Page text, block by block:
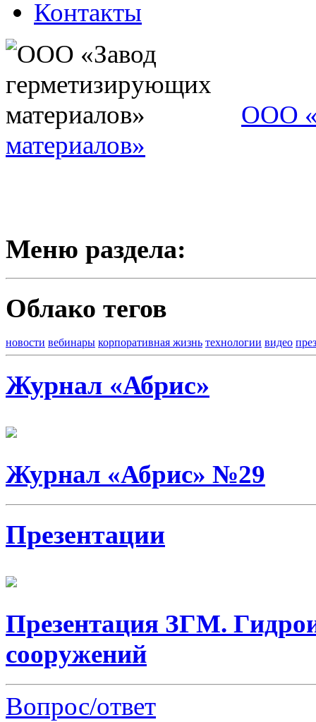
Контакты
ООО
материалов»
Меню раздела:
Облако тегов
новости вебинары корпоративная жизнь технологии видео
Журнал «Абрис»
Журнал «Абрис» №29
Презентации
Презентация ЗГМ.
сооружений
Вопрос/ответ